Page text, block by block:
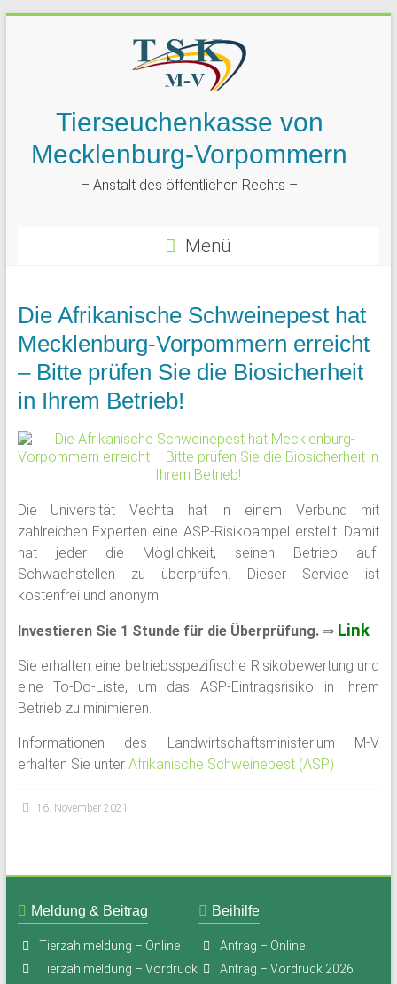
Tierseuchenkasse von
Mecklenburg-Vorpommern
– Anstalt des öffentlichen Rechts –
Menü
Die Afrikanische Schweinepest hat
Mecklenburg-Vorpommern erreicht
– Bitte prüfen Sie die Biosicherheit
in Ihrem Betrieb!
Die Universität Vechta hat in einem Verbund mit
zahlreichen Experten eine ASP-Risikoampel erstellt. Damit
hat jeder die Möglichkeit, seinen Betrieb auf
Schwachstellen zu überprüfen. Dieser Service ist
kostenfrei und anonym.
Investieren Sie 1 Stunde für die Überprüfung. ⇒ Link
Sie erhalten eine betriebsspezifische Risikobewertung und
eine To-Do-Liste, um das ASP-Eintragsrisiko in Ihrem
Betrieb zu minimieren.
Informationen des Landwirtschaftsministerium M-V
erhalten Sie unter Afrikanische Schweinepest (ASP)
16. November 2021
Meldung & Beitrag
Tierzahlmeldung – Online
Tierzahlmeldung – Vordruck
Beihilfe
Antrag – Online
Antrag – Vordruck 2026